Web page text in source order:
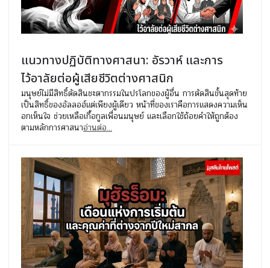
แนวทางปฏิบัติทางศาสนา: อัรวาห์ และการ
ไว้อาลัยต่อผู้เสียชีวิตต่างศาสนิก
มนุษย์ไม่มีสิทธิ์ตัดสินชะตากรรมในปรโลกของผู้อื่น การตัดสินขั้นสุดท้าย
เป็นสิทธิ์ของอัลลอฮ์แต่เพียงผู้เดียว หน้าที่ของเราคือการแสดงความเห็น
อกเห็นใจ ช่วยเหลือเกื้อกูลเพื่อนมนุษย์ และเลือกใช้ถ้อยคำให้ถูกต้อง
ตามหลักการศาสนาอ่านต่อ...